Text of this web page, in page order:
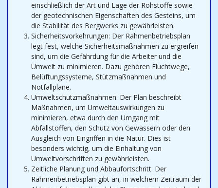
einschließlich der Art und Lage der Rohstoffe sowie
der geotechnischen Eigenschaften des Gesteins, um
die Stabilität des Bergwerks zu gewährleisten.
Sicherheitsvorkehrungen: Der Rahmenbetriebsplan
legt fest, welche Sicherheitsmaßnahmen zu ergreifen
sind, um die Gefährdung für die Arbeiter und die
Umwelt zu minimieren. Dazu gehören Fluchtwege,
Belüftungssysteme, Stützmaßnahmen und
Notfallpläne.
Umweltschutzmaßnahmen: Der Plan beschreibt
Maßnahmen, um Umweltauswirkungen zu
minimieren, etwa durch den Umgang mit
Abfallstoffen, den Schutz von Gewässern oder den
Ausgleich von Eingriffen in die Natur. Dies ist
besonders wichtig, um die Einhaltung von
Umweltvorschriften zu gewährleisten.
Zeitliche Planung und Abbaufortschritt: Der
Rahmenbetriebsplan gibt an, in welchem Zeitraum der